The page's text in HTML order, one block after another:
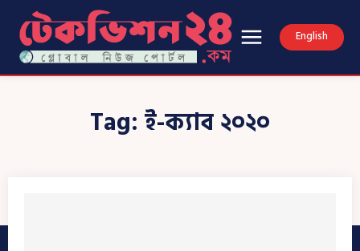
English
Tag: ই-ক্যাব ২০২০